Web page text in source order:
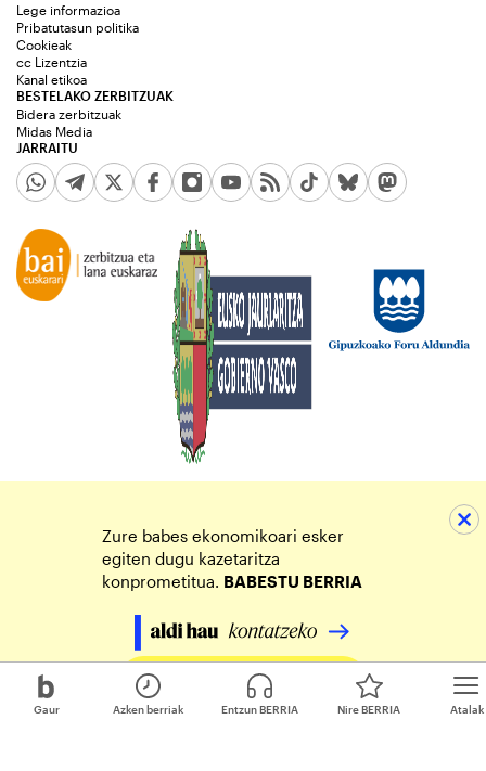
Gaur Atalak
Azken berriak Entzun BERRIA Nire BERRIA
JARRAITU
Lege informazioa
Pribatutasun politika
Cookieak
cc Lizentzia
Kanal etikoa
BESTELAKO ZERBITZUAK
Bidera zerbitzuak
Midas Media
Zure babes ekonomikoari esker
egiten dugu kazetaritza
konprometitua. BABESTU BERRIA
Egin zure ekarpena